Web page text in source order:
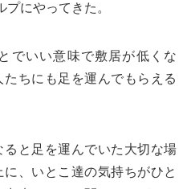
プにやってきた。
でいい意味で敷居が低くな
ちにも足を運んでもらえる
ると足を運んでいた大切な場
、いとこ達の気持ちがひと